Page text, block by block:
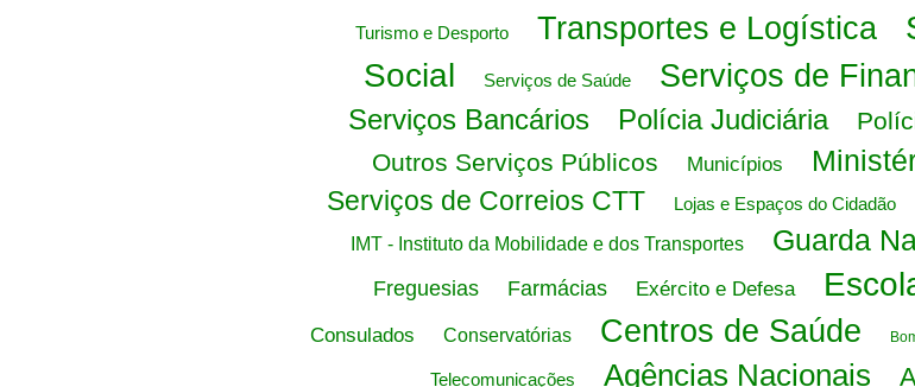
Turismo e Desporto Transportes e Logística
Social
Serviços de Saúde Serviços de
Serviços Bancários Polícia Judiciária
Outros Serviços Públicos
Municípios
Serviços de Correios CTT
Lojas e Espaços do Cidadão
IMT - Instituto da Mobilidade e dos Transportes Guarda
Freguesias Farmácias Exército e Defesa
Consulados Conservatórias Centros de Saúde
Telecomunicações Agências Nacionais